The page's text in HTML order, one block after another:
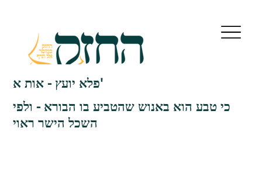
פלא יועץ - אות א'
כי טבע הוא באנוש שהטביע בו הבורא - ולפי
השכל הישר ראוי